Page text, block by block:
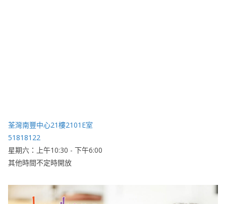
荃灣南豐中心21樓2101E室
51818122
星期六：上午10:30 - 下午6:00
其他時間不定時開放